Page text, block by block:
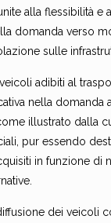
alla flessibilità e
domanda verso
sulle
adibiti al
nella domanda
illustrato dalla
pur essendo
in funzione di
dei veicoli